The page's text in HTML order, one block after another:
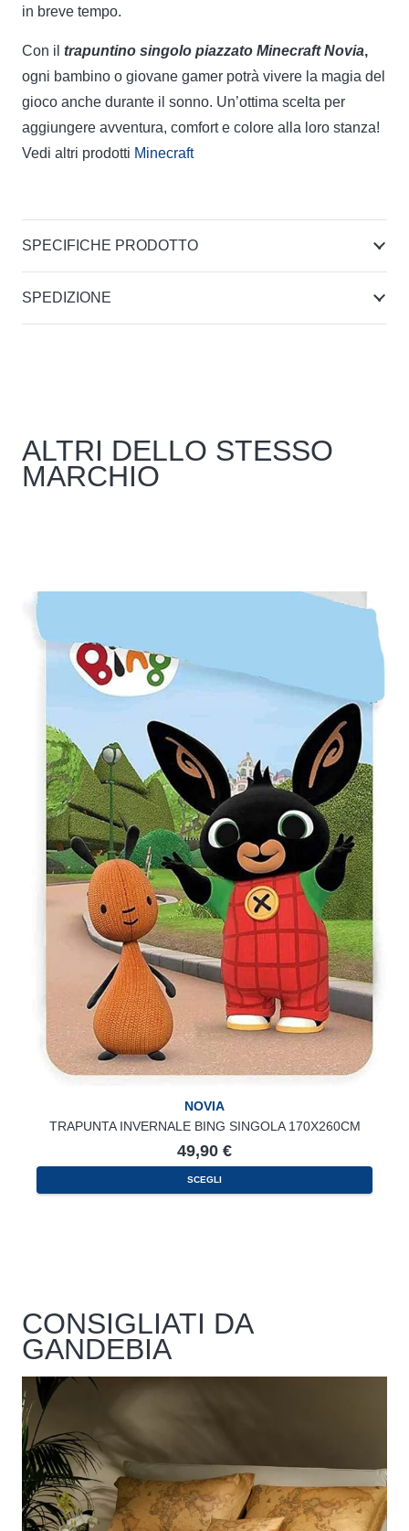
in breve tempo.
Con il trapuntino singolo piazzato Minecraft Novia,
ogni bambino o giovane gamer potrà vivere la magia del
gioco anche durante il sonno. Un’ottima scelta per
aggiungere avventura, comfort e colore alla loro stanza!
Vedi altri prodotti Minecraft
SPECIFICHE PRODOTTO
SPEDIZIONE
ALTRI DELLO STESSO
MARCHIO
NOVIA
TRAPUNTA INVERNALE BING SINGOLA 170X260CM
49,90 €
SCEGLI
CONSIGLIATI DA
GANDEBIA